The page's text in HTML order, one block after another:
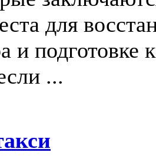
для
и подготовке
...